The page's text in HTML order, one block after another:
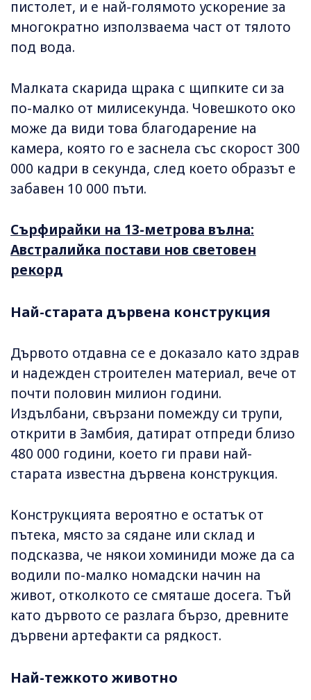
пистолет, и е най-голямото ускорение за
многократно използваема част от тялото
под вода.
Малката скарида щрака с щипките си за
по-малко от милисекунда. Човешкото око
може да види това благодарение на
камера, която го е заснела със скорост 300
000 кадри в секунда, след което образът е
забавен 10 000 пъти.
Сърфирайки на 13-метрова вълна:
Австралийка постави нов световен
рекорд
Най-старата дървена конструкция
Дървото отдавна се е доказало като здрав
и надежден строителен материал, вече от
почти половин милион години.
Издълбани, свързани помежду си трупи,
открити в Замбия, датират отпреди близо
480 000 години, което ги прави най-
старата известна дървена конструкция.
Конструкцията вероятно е остатък от
пътека, място за сядане или склад и
подсказва, че някои хоминиди може да са
водили по-малко номадски начин на
живот, отколкото се смяташе досега. Тъй
като дървото се разлага бързо, древните
дървени артефакти са рядкост.
Най-тежкото животно